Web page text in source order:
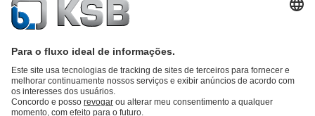
Catálogo de produtosKSB SupremeServ: peças sobressalentes
SupremeServ: assistência premium para bombas e válvulas